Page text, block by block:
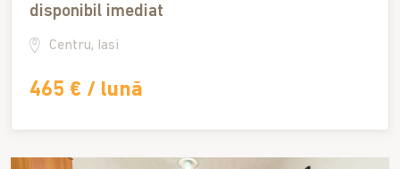
disponibil imediat
Centru, Iasi
465 € / lună